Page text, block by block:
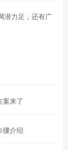
潜力足，还有广
案来了
骤介绍